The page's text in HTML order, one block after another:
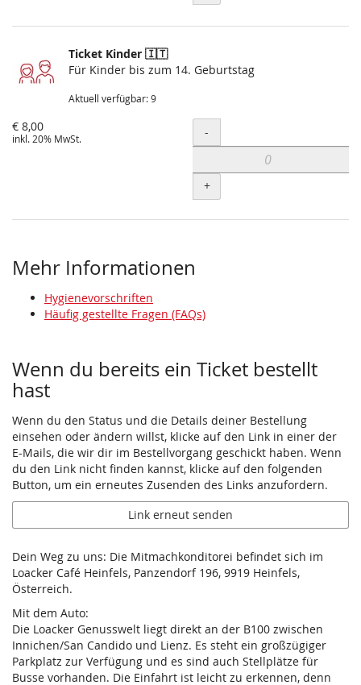
Ticket Kinder 🇮🇹
Für Kinder bis zum 14. Geburtstag
Aktuell verfügbar: 9
€ 8,00
inkl. 20% MwSt. Menge
-
+
Mehr Informationen
Hygienevorschriften
Häufig gestellte Fragen (FAQs)
Wenn du bereits ein Ticket bestellt
hast
Wenn du den Status und die Details deiner Bestellung
einsehen oder ändern willst, klicke auf den Link in einer der
E-Mails, die wir dir im Bestellvorgang geschickt haben. Wenn
du den Link nicht finden kannst, klicke auf den folgenden
Button, um ein erneutes Zusenden des Links anzufordern.
Link erneut senden
Dein Weg zu uns: Die Mitmachkonditorei befindet sich im
Loacker Café Heinfels, Panzendorf 196, 9919 Heinfels,
Österreich.
Mit dem Auto:
Die Loacker Genusswelt liegt direkt an der B100 zwischen
Innichen/San Candido und Lienz. Es steht ein großzügiger
Parkplatz zur Verfügung und es sind auch Stellplätze für
Busse vorhanden. Die Einfahrt ist leicht zu erkennen, denn